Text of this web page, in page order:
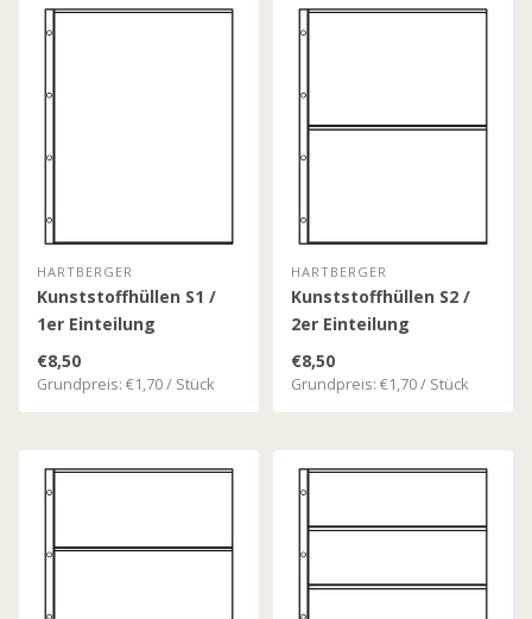
HARTBERGER
Kunststoffhüllen S1 /
1er Einteilung
€8,50
Grundpreis: €1,70 / Stück
HARTBERGER
Kunststoffhüllen S2 /
2er Einteilung
€8,50
Grundpreis: €1,70 / Stück